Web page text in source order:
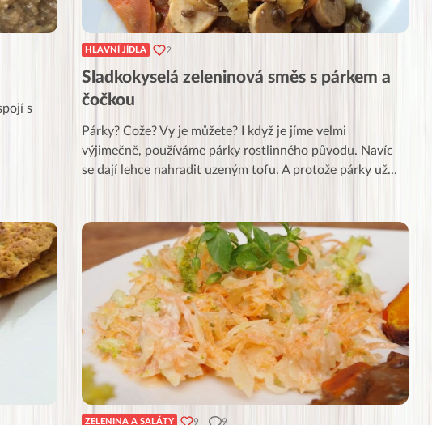
s
HLAVNÍ JÍDLA 2
Sladkokyselá zeleninová směs s párkem a
čočkou
Párky? Cože? Vy je můžete? I když je jíme velmi
výjimečně, používáme párky rostlinného původu. Navíc
se dají lehce nahradit uzeným tofu. A protože párky už...
ZELENINA A SALÁTY 9 9